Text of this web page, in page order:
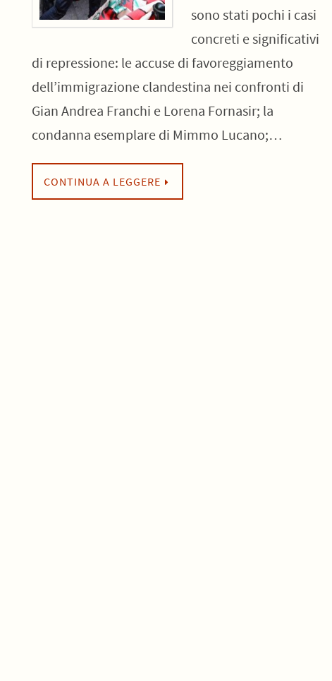
sono stati pochi i casi
concreti e significativi
di repressione: le accuse di favoreggiamento
dell’immigrazione clandestina nei confronti di
Gian Andrea Franchi e Lorena Fornasir; la
condanna esemplare di Mimmo Lucano;…
CONTINUA A LEGGERE